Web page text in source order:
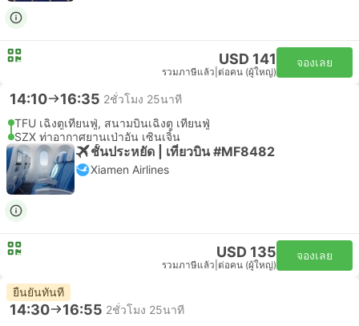
USD 141
รวมภาษีแล้ว ต่อคน (ผู้ใหญ่)
จองเลย
14:10 16:35 2ชั่วโมง 25นาที
TFU เฉิงตูเทียนฟู่, สนามบินเฉิงตู เทียนฟู่
SZX ท่าอากาศยานเป่าอัน เซินเจิ้น
ชั้นประหยัด | เที่ยวบิน #MF8482
Xiamen Airlines
USD 135
รวมภาษีแล้ว ต่อคน (ผู้ใหญ่)
จองเลย
ยืนยันทันที
14:30 16:55 2ชั่วโมง 25นาที